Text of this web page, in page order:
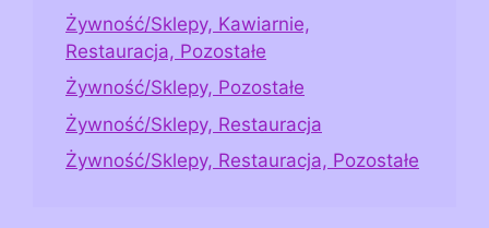
Żywność/Sklepy, Kawiarnie,
Restauracja, Pozostałe
Żywność/Sklepy, Pozostałe
Żywność/Sklepy, Restauracja
Żywność/Sklepy, Restauracja, Pozostałe